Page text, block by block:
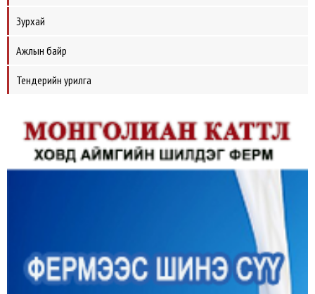
Зурхай
Ажлын байр
Тендерийн урилга